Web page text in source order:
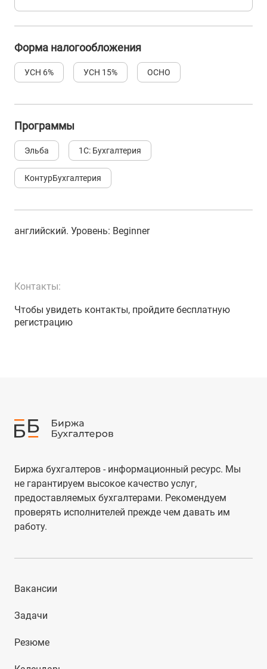
Форма налогообложения
УСН 6% УСН 15% ОСНО
Программы
Эльба 1С: Бухгалтерия
КонтурБухгалтерия
английский. Уровень: Beginner
Контакты:
Чтобы увидеть контакты, пройдите бесплатную
регистрацию
Биржа бухгалтеров - информационный ресурс. Мы
не гарантируем высокое качество услуг,
предоставляемых бухгалтерами. Рекомендуем
проверять исполнителей прежде чем давать им
работу.
Вакансии
Задачи
Резюме